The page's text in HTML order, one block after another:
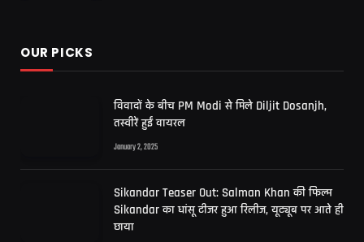
OUR PICKS
विवादों के बीच PM Modi से मिले Diljit Dosanjh,
तस्वीरें हुईं वायरल
January 2, 2025
Sikandar Teaser Out: Salman Khan की फिल्म
Sikandar का धांसू टीजर हुआ रिलीज, यूट्यूब पर आते ही
छाया